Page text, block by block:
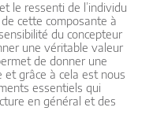
le ressenti de l’individu
de cette composante à
du concepteur
une véritable valeur
de donner une
grâce à cela est nous
essentiels qui
en général et des